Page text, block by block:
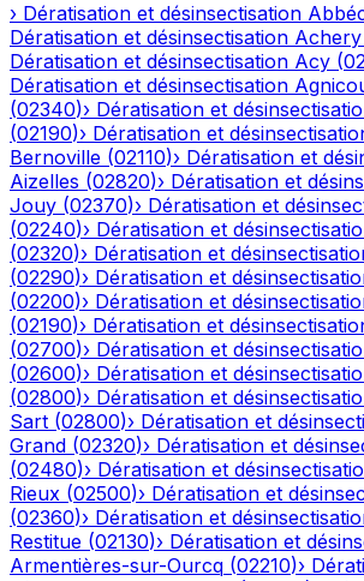
› Dératisation et désinsectisation
Dératisation et désinsectisation Achery
Dératisation et désinsectisation Acy (
Dératisation et désinsectisation
(02340)› Dératisation et
(02190)› Dératisation et
Bernoville (02110)› Dératisation et
Aizelles (02820)› Dératisation et
Jouy (02370)› Dératisation et
(02240)› Dératisation et
(02320)› Dératisation et
(02290)› Dératisation et
(02200)› Dératisation et
(02190)› Dératisation et
(02700)› Dératisation et
(02600)› Dératisation et
(02800)› Dératisation et
Sart (02800)› Dératisation et
Grand (02320)› Dératisation et
(02480)› Dératisation et
Rieux (02500)› Dératisation et
(02360)› Dératisation et
Restitue (02130)› Dératisation et
Armentières-sur-Ourcq (02210)›